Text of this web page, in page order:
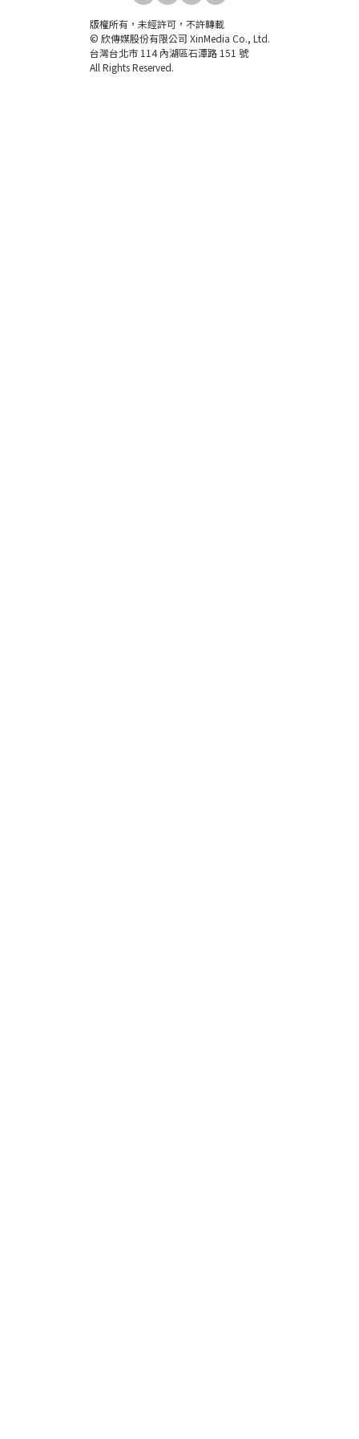
版權所有，未經許可，不許轉載
© 欣傳媒股份有限公司 XinMedia Co., Ltd.
台灣台北市 114 內湖區石潭路 151 號
All Rights Reserved.